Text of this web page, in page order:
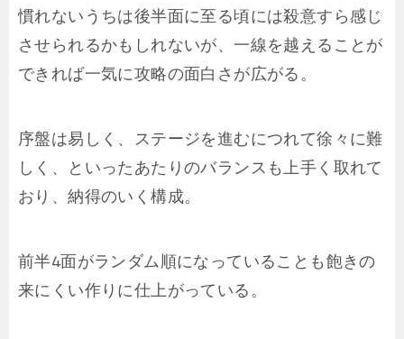
慣れないうちは後半面に至る頃には殺意すら感じ
させられるかもしれないが、一線を越えることが
できれば一気に攻略の面白さが広がる。
序盤は易しく、ステージを進むにつれて徐々に難
しく、といったあたりのバランスも上手く取れて
おり、納得のいく構成。
前半4面がランダム順になっていることも飽きの
来にくい作りに仕上がっている。